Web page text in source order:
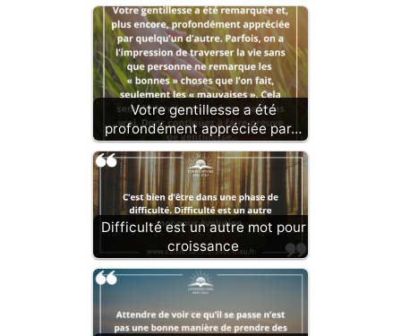
Votre gentillesse a été
profondément appréciée par…
Difficulté est un autre mot pour
croissance